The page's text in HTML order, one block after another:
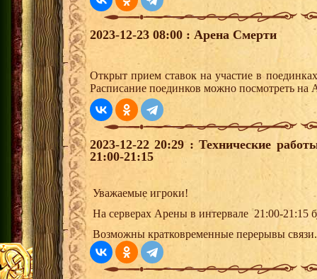
2023-12-23 08:00 : Арена Смерти
Открыт прием ставок на участие в
Расписание поединков можно посмотреть на
2023-12-22 20:29 : Технические
21:00-21:15
Уважаемые игроки!
На серверах Арены в интервале 21:00-21:15
Возможны кратковременные перерывы связи.